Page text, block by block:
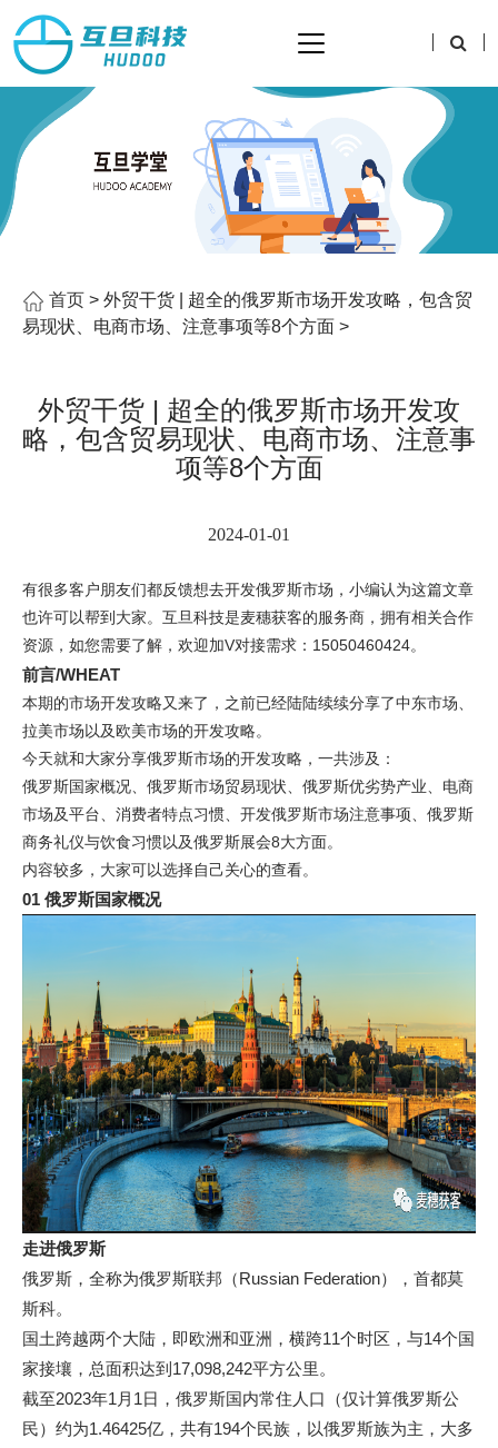
首页 > 外贸干货 | 超全的俄罗斯市场开发攻略，包含贸
易现状、电商市场、注意事项等8个方面 >
外贸干货 | 超全的俄罗斯市场开发攻
略，包含贸易现状、电商市场、注意事
项等8个方面
2024-01-01
有很多客户朋友们都反馈想去开发俄罗斯市场，小编认为这篇文章
也许可以帮到大家。互旦科技是麦穗获客的服务商，拥有相关合作
资源，如您需要了解，欢迎加V对接需求：15050460424。
前言/WHEAT
本期的市场开发攻略又来了，之前已经陆陆续续分享了中东市场、
拉美市场以及欧美市场的开发攻略。
今天就和大家分享俄罗斯市场的开发攻略，一共涉及：
俄罗斯国家概况、俄罗斯市场贸易现状、俄罗斯优劣势产业、电商
市场及平台、消费者特点习惯、开发俄罗斯市场注意事项、俄罗斯
商务礼仪与饮食习惯以及俄罗斯展会8大方面。
内容较多，大家可以选择自己关心的查看。
01 俄罗斯国家概况
走进俄罗斯
俄罗斯，全称为俄罗斯联邦（Russian Federation），首都莫
斯科。
国土跨越两个大陆，即欧洲和亚洲，横跨11个时区，与14个国
家接壤，总面积达到17,098,242平方公里。
截至2023年1月1日，俄罗斯国内常住人口（仅计算俄罗斯公
民）约为1.46425亿，共有194个民族，以俄罗斯族为主，大多